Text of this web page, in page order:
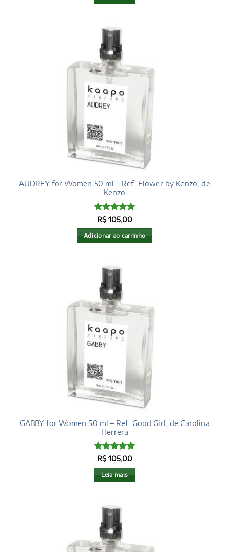
AUDREY for Women 50 ml – Ref. Flower by Kenzo, de
Kenzo
Avaliação5
de 5
R$105,00
Adicionar ao carrinho
GABBY for Women 50 ml – Ref. Good Girl, de Carolina
Herrera
Avaliação5
de 5
R$105,00
Leia mais